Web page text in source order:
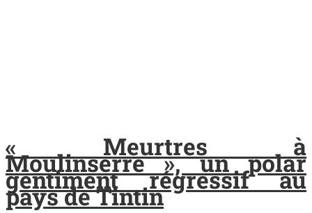
« Meurtres à
Moulinserre », un polar
gentiment régressif au
pays de Tintin